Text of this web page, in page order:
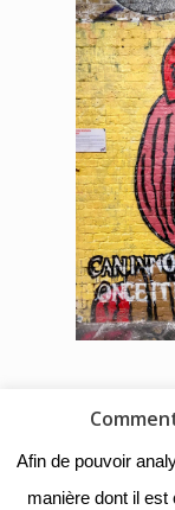
©
Afin de pouvoir
manière dont il